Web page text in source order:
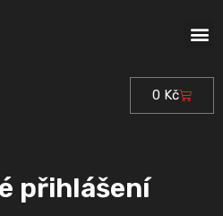
0 Kč Cart
přihlášení